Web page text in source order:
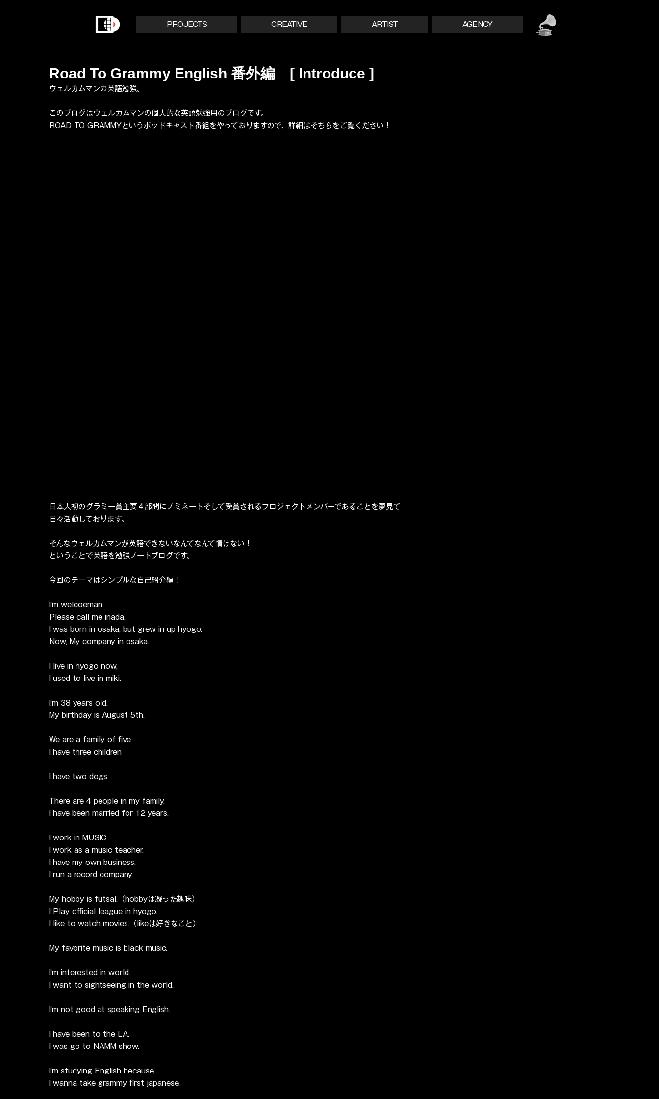
PROJECTS CREATIVE ARTIST AGENCY
Road To Grammy English 番外編 [ Introduce ]
ウェルカムマンの英語勉強。
このブログはウェルカムマンの個人的な英語勉強用のブログです。
ROAD TO GRAMMYというポッドキャスト番組をやっておりますので、詳細はそちらをご覧ください！
日本人初のグラミー賞主要４部問にノミネートそして受賞されるプロジェクトメンバーであることを夢見て
日々活動しております。
そんなウェルカムマンが英語できないなんてなんて情けない！
ということで英語を勉強ノートブログです。
今回のテーマはシンプルな自己紹介編！
I'm welcoeman.
Please call me inada.
I was born in osaka, but grew in up hyogo.
Now, My company in osaka.
I live in hyogo now,
I used to live in miki.
I'm 38 years old.
My birthday is August 5th.
We are a family of five
I have three children
I have two dogs.
There are 4 people in my family.
I have been married for 12 years.
I work in MUSIC
I work as a music teacher.
I have my own business.
I run a record company.
My hobby is futsal.（hobbyは凝った趣味）
I Play official league in hyogo.
I like to watch movies.（likeは好きなこと）
My favorite music is black music.
I'm interested in world.
I want to sightseeing in the world.
I'm not good at speaking English.
I have been to the LA.
I was go to NAMM show.
I'm studying English because,
I wanna take grammy first japanese.